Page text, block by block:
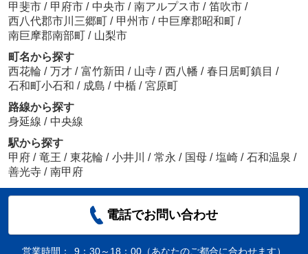
甲斐市 / 甲府市 / 中央市 / 南アルプス市 / 笛吹市 /
西八代郡市川三郷町 / 甲州市 / 中巨摩郡昭和町 /
南巨摩郡南部町 / 山梨市
町名から探す
西花輪 / 万才 / 富竹新田 / 山寺 / 西八幡 / 春日居町鎮目 /
石和町小石和 / 成島 / 中楯 / 宮原町
路線から探す
身延線 / 中央線
駅から探す
甲府 / 竜王 / 東花輪 / 小井川 / 常永 / 国母 / 塩崎 / 石和温泉 /
善光寺 / 南甲府
電話でお問い合わせ
営業時間：
9：30～18：00（あなたのご都合に合わせます）